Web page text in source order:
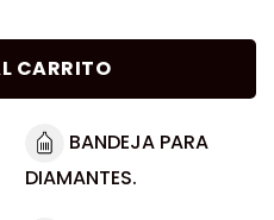
CARRITO
BANDEJA PARA
DIAMANTES.